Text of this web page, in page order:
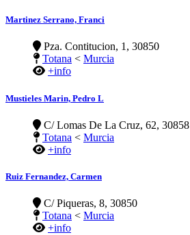
Martinez Serrano, Franci
Pza. Contitucion, 1, 30850
Totana < Murcia
+info
Mustieles Marin, Pedro L
C/ Lomas De La Cruz, 62, 30858
Totana < Murcia
+info
Ruiz Fernandez, Carmen
C/ Piqueras, 8, 30850
Totana < Murcia
+info